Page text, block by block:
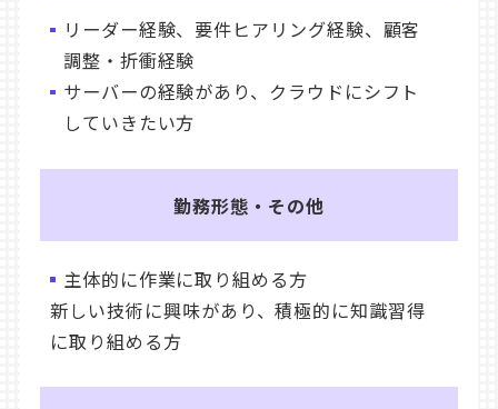
リーダー経験、要件ヒアリング経験、顧客
調整・折衝経験
サーバーの経験があり、クラウドにシフト
していきたい方
勤務形態・その他
主体的に作業に取り組める方
新しい技術に興味があり、積極的に知識習得
に取り組める方